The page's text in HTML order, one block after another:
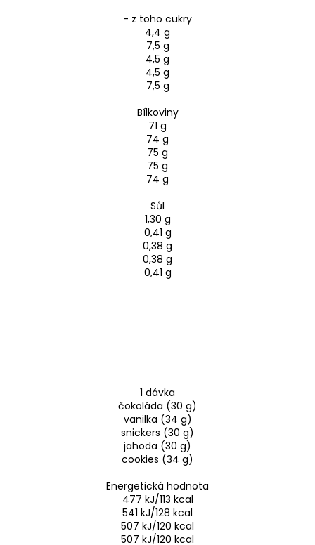
- z toho cukry
4,4 g
7,5 g
4,5 g
4,5 g
7,5 g
Bílkoviny
71 g
74 g
75 g
75 g
74 g
Sůl
1,30 g
0,41 g
0,38 g
0,38 g
0,41 g
1 dávka
čokoláda (30 g)
vanilka (34 g)
snickers (30 g)
jahoda (30 g)
cookies (34 g)
Energetická hodnota
477 kJ/113 kcal
541 kJ/128 kcal
507 kJ/120 kcal
507 kJ/120 kcal